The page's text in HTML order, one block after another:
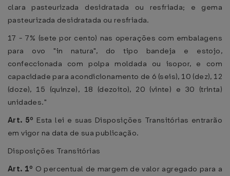
clara pasteurizada desidratada ou resfriada; e gema
pasteurizada desidratada ou resfriada.
17 - 7% (sete por cento) nas operações com embalagens
para ovo "in natura", do tipo bandeja e estojo,
confeccionada com polpa moldada ou isopor, e com
capacidade para acondicionamento de 6 (seis), 10 (dez), 12
(doze), 15 (quinze), 18 (dezoito), 20 (vinte) e 30 (trinta)
unidades."
Art. 5º Esta lei e suas Disposições Transitórias entrarão
em vigor na data de sua publicação.
Disposições Transitórias
Art. 1º O percentual de margem de valor agregado para a